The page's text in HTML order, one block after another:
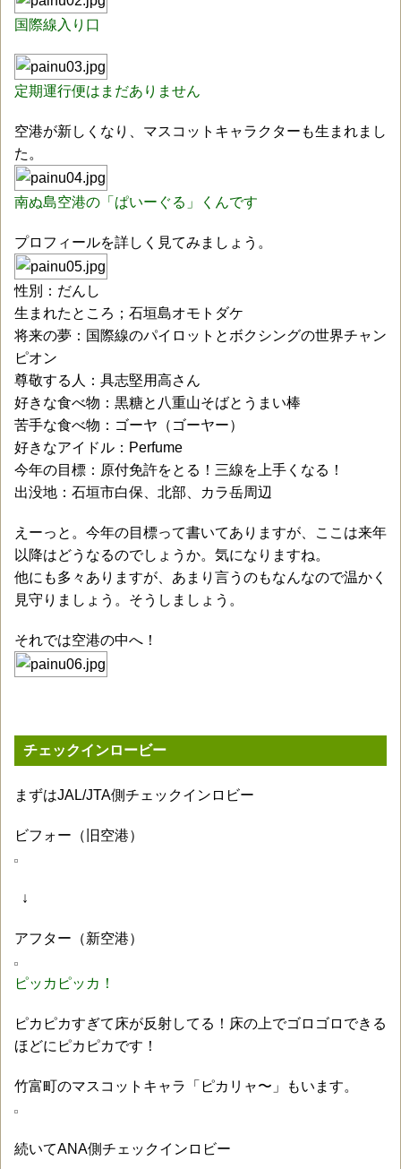
国際線入り口
定期運行便はまだありません
空港が新しくなり、マスコットキャラクターも生まれまし
た。
南ぬ島空港の「ぱいー ぐる」くんです
プロフィールを詳しく見てみましょう。
性別：だんし
生まれたところ；石垣島オモトダケ
将来の夢：国際線のパイロットとボクシングの世界チャン
ピオン
尊敬する人：具志堅用高さん
好きな食べ物：黒糖と八重山そばとうまい棒
苦手な食べ物：ゴーヤ（ゴーヤー）
好きなアイドル：Perfume
今年の目標：原付免許をとる！三線を上手くなる！
出没地：石垣市白保、北部、カラ岳周辺
えーっと。今年の目標って書いてありますが、ここは来年
以降はどうなるのでしょうか。気になりますね。
他にも多々ありますが、あまり言うのもなんなので温かく
見守りましょう。そうしましょう。
それでは空港の中へ！
チェックインロービー
まずはJAL/JTA側チェックインロビー
ビフォー（旧空港）
↓
アフター（新空港）
ピッカピッカ！
ピカピカすぎて床が反射してる！床の上でゴロゴロできる
ほどにピカピカです！
竹富町のマスコットキャラ「ピカリャ〜」もいます。
続いてANA側チェックインロビー